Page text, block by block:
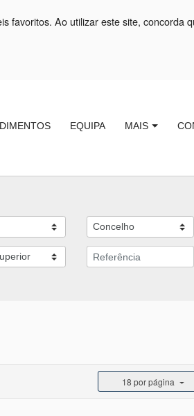
favoritos. Ao utilizar este site, concorda
EQUIPA MAIS
18 por página